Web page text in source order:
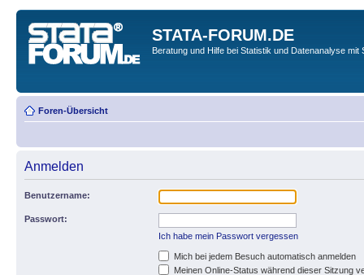
STATA-FORUM.DE
Beratung und Hilfe bei Statistik und Datenanalyse mit
Foren-Übersicht
Anmelden
Benutzername:
Passwort:
Ich habe mein Passwort vergessen
Mich bei jedem Besuch automatisch anmelden
Meinen Online-Status während dieser Sitzung